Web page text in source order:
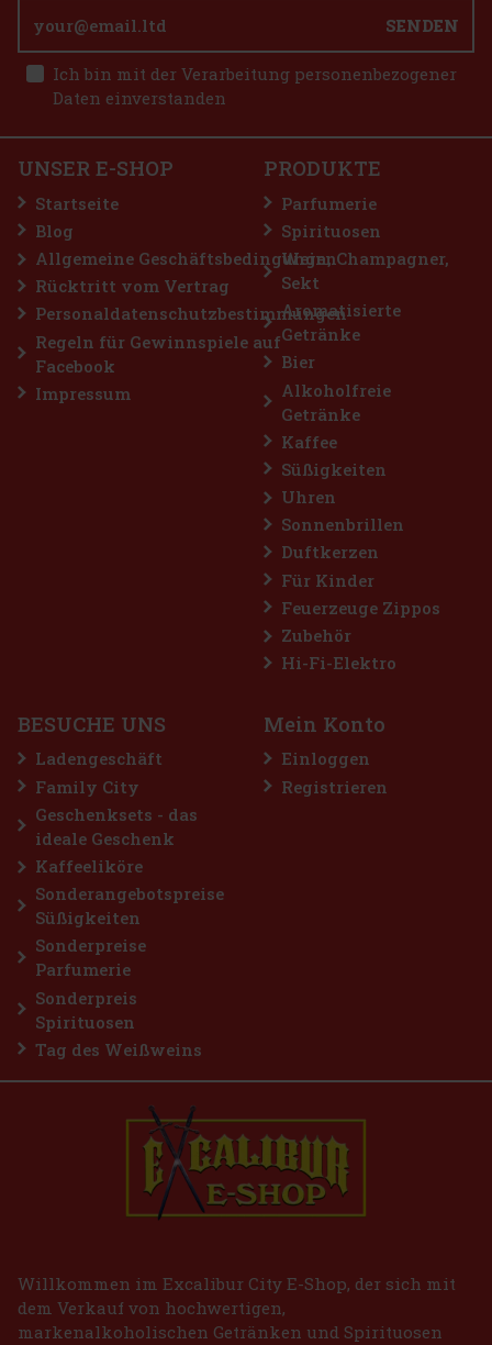
AUF LAGER (3 st)
aus der prestigeträchtigen Reihe Warehouse 6 Collection, der vor
allem für Kenner, Sammler und Liebhaber lang gereifter Whiskys
bestimmt ist. Er wurde im Jahr 1977 destilliert und nach e
Bestellen
SENDEN
Ich bin mit der Verarbeitung personenbezogener
Daten einverstanden
UNSER E-SHOP
Startseite
Blog
Allgemeine Geschäftsbedingungen
Rücktritt vom Vertrag
Personaldatenschutzbestimmungen
Regeln für Gewinnspiele auf
Facebook
Impressum
PRODUKTE
Parfumerie
Spirituosen
Wein, Champagner,
Sekt
Aromatisierte
Getränke
Bier
Alkoholfreie
Getränke
Kaffee
Süßigkeiten
Uhren
Sonnenbrillen
Duftkerzen
Für Kinder
Feuerzeuge Zippos
Zubehör
Hi-Fi-Elektro
BESUCHE UNS
Ladengeschäft
Family City
Geschenksets - das
ideale Geschenk
Kaffeeliköre
Sonderangebotspreise
Süßigkeiten
Sonderpreise
Parfumerie
Sonderpreis
Spirituosen
Tag des Weißweins
Mein Konto
Einloggen
Registrieren
Willkommen im Excalibur City E-Shop, der sich mit
dem Verkauf von hochwertigen,
markenalkoholischen Getränken und Spirituosen